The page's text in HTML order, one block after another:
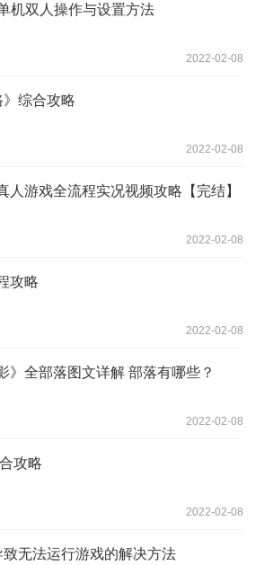
机双人操作与设置方法
2022-02-08
》综合攻略
2022-02-08
人游戏全流程实况视频攻略【完结】
2022-02-08
攻略
2022-02-08
》全部落图文详解 部落有哪些？
2022-02-08
攻略
2022-02-08
致无法运行游戏的解决方法